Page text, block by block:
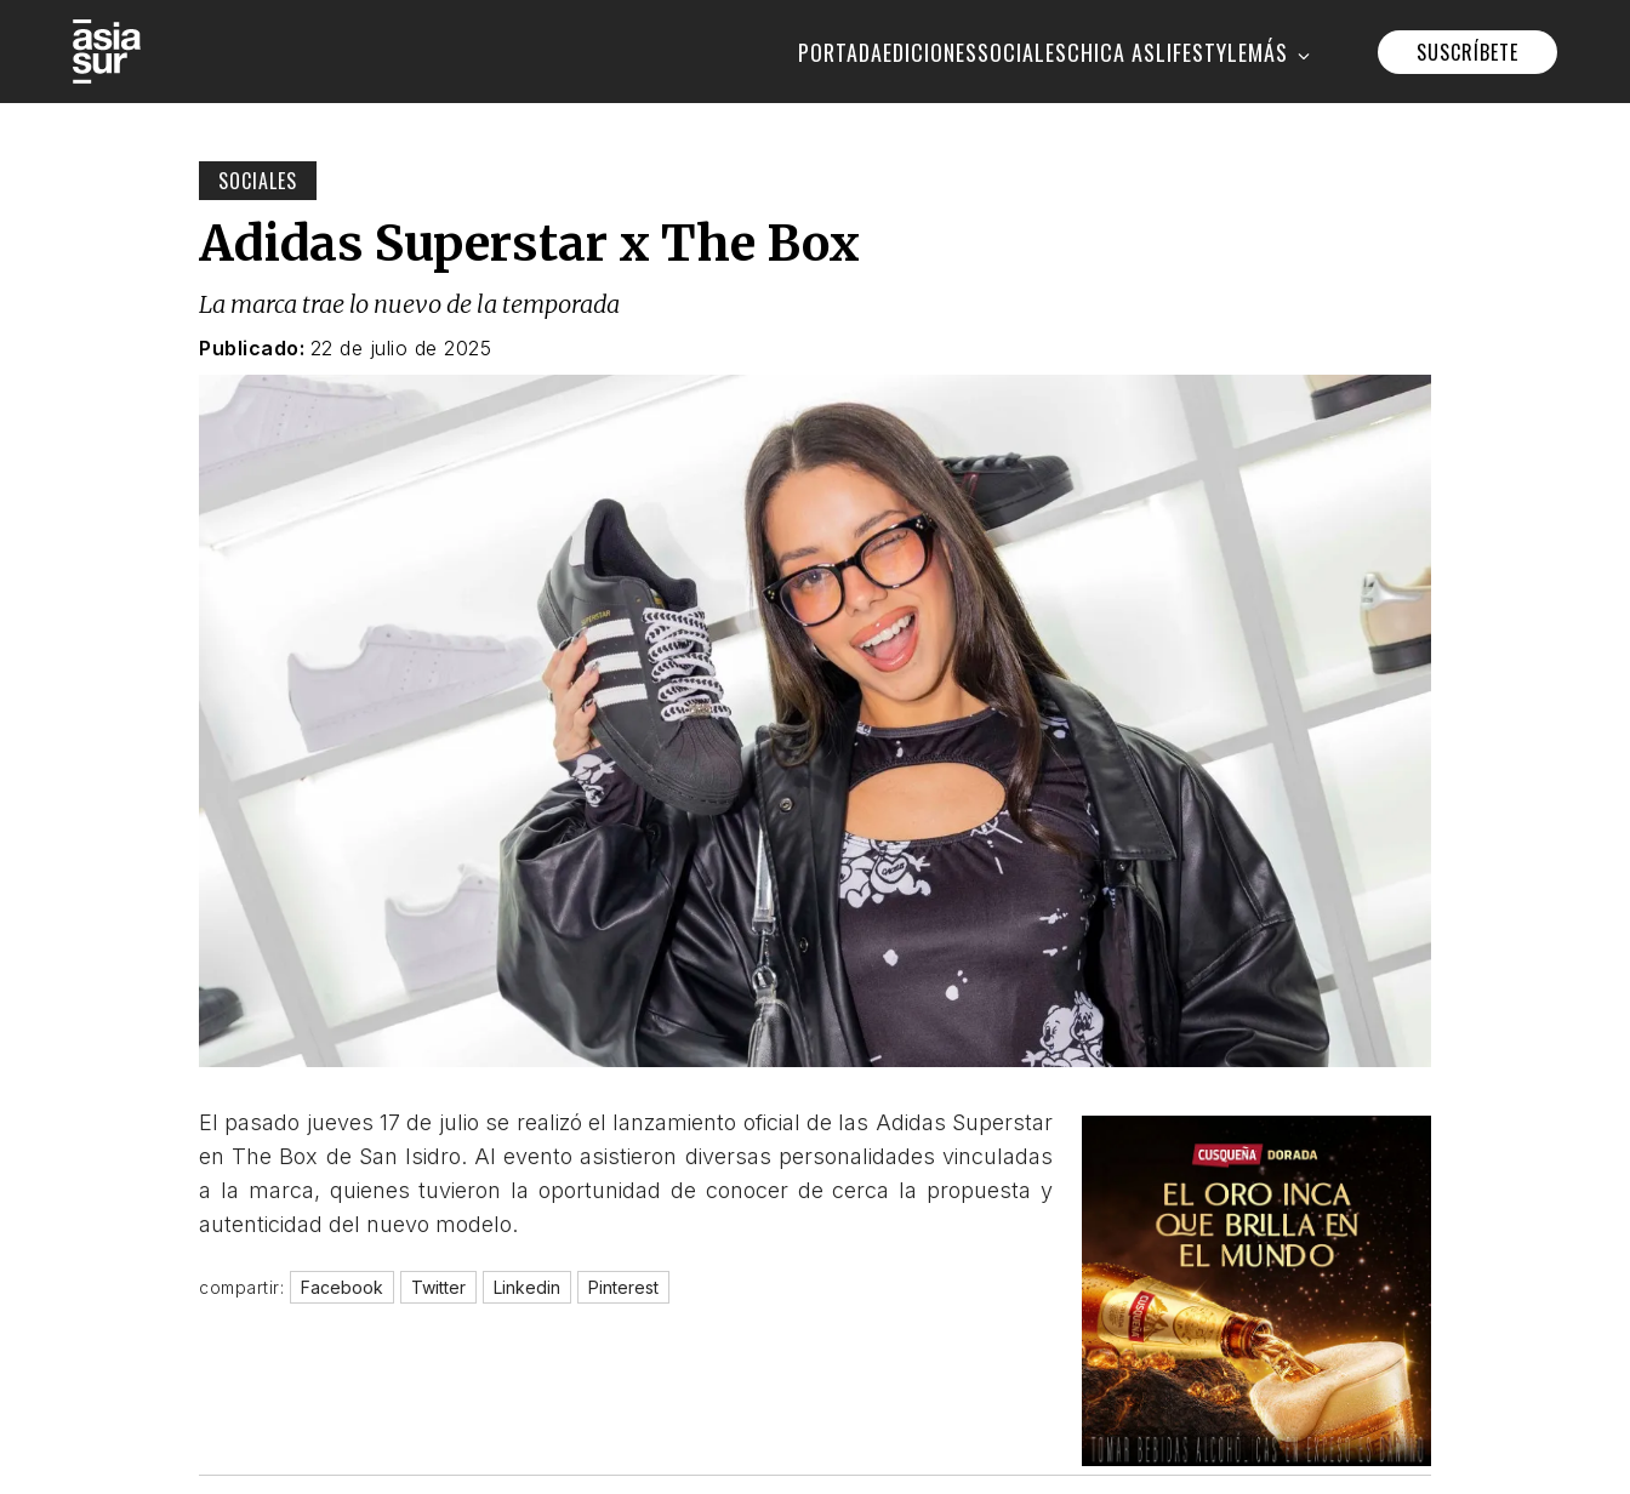
PORTADAEDICIONESSOCIALESCHICA ASLIFESTYLEMÁS SUSCRÍBETE
SOCIALES
Adidas Superstar x The Box
La marca trae lo nuevo de la temporada
Publicado: 22 de julio de 2025
El pasado jueves 17 de julio se realizó el lanzamiento oficial de las Adidas Superstar
en The Box de San Isidro. Al evento asistieron diversas personalidades vinculadas
a la marca, quienes tuvieron la oportunidad de conocer de cerca la propuesta y
autenticidad del nuevo modelo.
compartir: Facebook Twitter Linkedin Pinterest